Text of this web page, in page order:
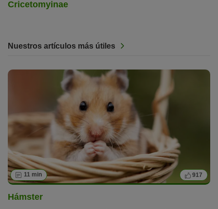
Cricetomyinae
Nuestros artículos más útiles
11 min 917
Hámster